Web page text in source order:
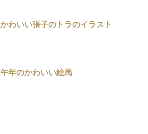
かわいい張子のトラのイラスト
午年のかわいい絵馬